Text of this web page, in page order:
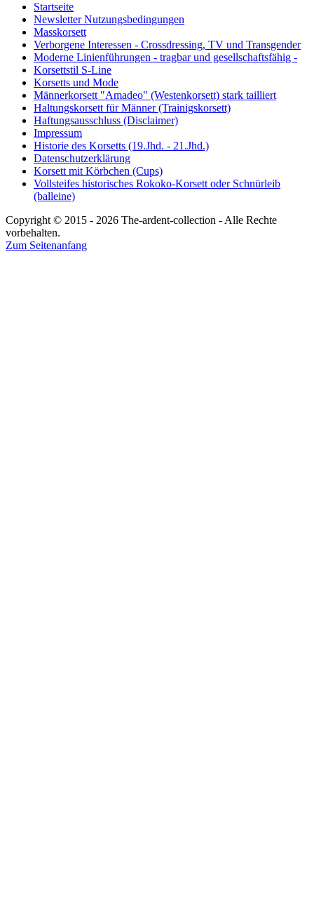
Startseite
Newsletter Nutzungsbedingungen
Masskorsett
Verborgene Interessen - Crossdressing, TV und Transgender
Moderne Linienführungen - tragbar und gesellschaftsfähig -
Korsettstil S-Line
Korsetts und Mode
Männerkorsett "Amadeo" (Westenkorsett) stark tailliert
Haltungskorsett für Männer (Trainigskorsett)
Haftungsausschluss (Disclaimer)
Impressum
Historie des Korsetts (19.Jhd. - 21.Jhd.)
Datenschutzerklärung
Korsett mit Körbchen (Cups)
Vollsteifes historisches Rokoko-Korsett oder Schnürleib
(balleine)
Copyright © 2015 - 2026 The-ardent-collection - Alle Rechte
vorbehalten.
Zum Seitenanfang